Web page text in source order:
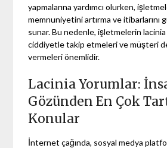
yapmalarına yardımcı olurken,
memnuniyetini artırma ve itibarlarını
sunar. Bu nedenle, işletmelerin lacinia
ciddiyetle takip etmeleri ve müşteri
vermeleri önemlidir.
Lacinia Yorumlar:
Gözünden En Çok
Konular
İnternet çağında, sosyal medya